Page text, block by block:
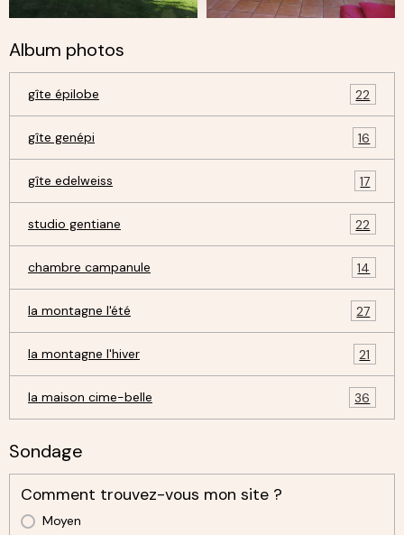
Album photos
gîte épilobe 22
gîte genépi 16
gîte edelweiss 17
studio gentiane 22
chambre campanule 14
la montagne l'été 27
la montagne l'hiver 21
la maison cime-belle 36
Sondage
Comment trouvez-vous mon site ?
Moyen